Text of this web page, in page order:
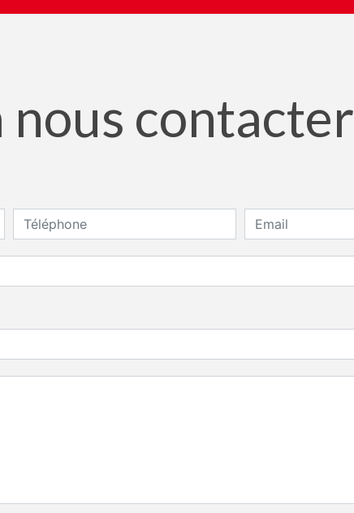
nous contacter